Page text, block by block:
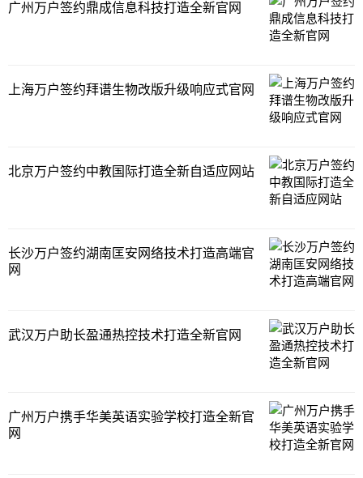
广州华美英语实验学校携手万户网络，在互
广州万户签约鼎成信息科技打造全新官网
上海万户签约拜谱生物改版升级响应式官网
北京万户签约中教国际打造全新自适应网站
长沙万户签约湖南匡安网络技术打造高端官
网
武汉万户助长盈通热控技术打造全新官网
广州万户携手华美英语实验学校打造全新官
网